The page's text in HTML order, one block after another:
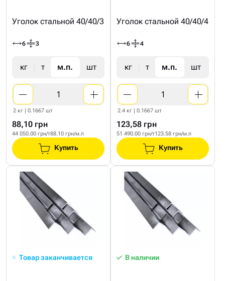
Уголок стальной 40/40/3
6 3
кг т м.п. шт
2 кг | 0.1667 шт
88,10 грн
44 050.00 грн/т88.10 грн/м.п
Купить
Уголок стальной 40/40/4
6 4
кг т м.п. шт
2.4 кг | 0.1667 шт
123,58 грн
51 490.00 грн/т123.58 грн/м.п
Купить
Товар заканчивается В наличии